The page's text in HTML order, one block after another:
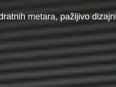
metara, pažljivo